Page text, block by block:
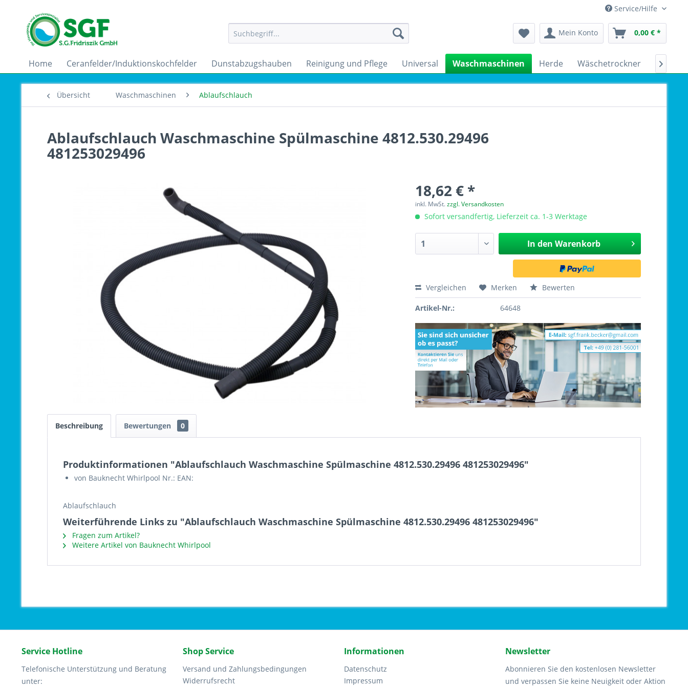
Service/Hilfe
Mein Konto 0,00 € *
Home Ceranfelder/Induktionskochfelder Dunstabzugshauben Reinigung und Pflege Universal Waschmaschinen Herde Wäschetrockner 
Übersicht Waschmaschinen Ablaufschlauch
Ablaufschlauch Waschmaschine Spülmaschine 4812.530.29496
481253029496
18,62 € *
inkl. MwSt.zzgl. Versandkosten
Sofort versandfertig, Lieferzeit ca. 1-3 Werktage
In den Warenkorb
Vergleichen Merken Bewerten
Artikel-Nr.: 64648
Beschreibung Bewertungen 0
Produktinformationen "Ablaufschlauch Waschmaschine Spülmaschine 4812.530.29496 481253029496"
von Bauknecht Whirlpool Nr.: EAN:
Ablaufschlauch
Weiterführende Links zu "Ablaufschlauch Waschmaschine Spülmaschine 4812.530.29496 481253029496"
Fragen zum Artikel?
Weitere Artikel von Bauknecht Whirlpool
Service Hotline
Telefonische Unterstützung und Beratung
unter:
Shop Service
Versand und Zahlungsbedingungen
Widerrufsrecht
Informationen
Datenschutz
Impressum
Newsletter
Abonnieren Sie den kostenlosen Newsletter
und verpassen Sie keine Neuigkeit oder Aktion